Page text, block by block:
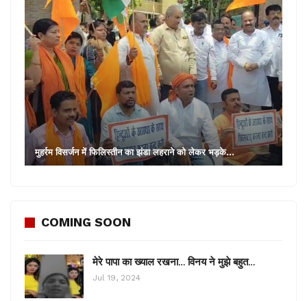
मुहर्रम विसर्जन में फिलिस्तीन का झंडा लहराने को लेकर भड़के…
COMING SOON
मेरे पापा का ख्याल रखना… विनय ने मुझे बहुत…
Jul 19, 2024